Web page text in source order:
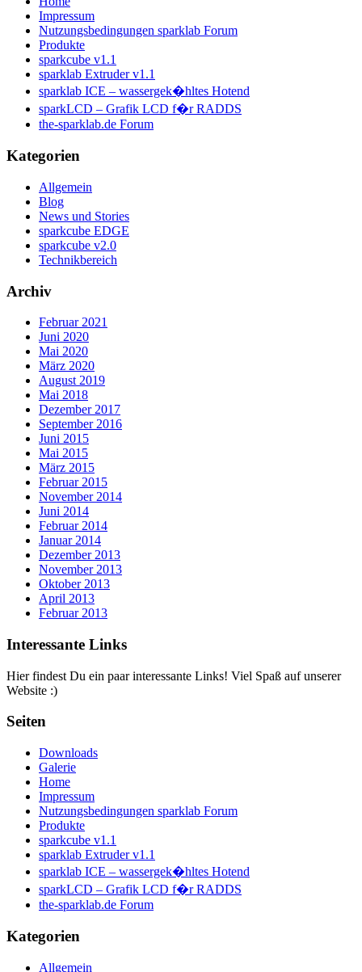
Impressum
Nutzungsbedingungen sparklab Forum
Produkte
sparkcube v1.1
sparklab Extruder v1.1
sparklab ICE – wassergek�hltes Hotend
sparkLCD – Grafik LCD f�r RADDS
the-sparklab.de Forum
Kategorien
Allgemein
Blog
News und Stories
sparkcube EDGE
sparkcube v2.0
Technikbereich
Archiv
Februar 2021
Juni 2020
Mai 2020
März 2020
August 2019
Mai 2018
Dezember 2017
September 2016
Juni 2015
Mai 2015
März 2015
Februar 2015
November 2014
Juni 2014
Februar 2014
Januar 2014
Dezember 2013
November 2013
Oktober 2013
April 2013
Februar 2013
Interessante Links
Hier findest Du ein paar interessante Links! Viel Spaß auf unserer
Website :)
Seiten
Downloads
Galerie
Home
Impressum
Nutzungsbedingungen sparklab Forum
Produkte
sparkcube v1.1
sparklab Extruder v1.1
sparklab ICE – wassergek�hltes Hotend
sparkLCD – Grafik LCD f�r RADDS
the-sparklab.de Forum
Kategorien
Allgemein